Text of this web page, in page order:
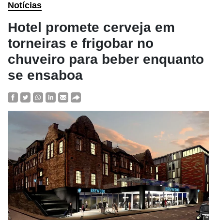
Notícias
Hotel promete cerveja em
torneiras e frigobar no
chuveiro para beber enquanto
se ensaboa